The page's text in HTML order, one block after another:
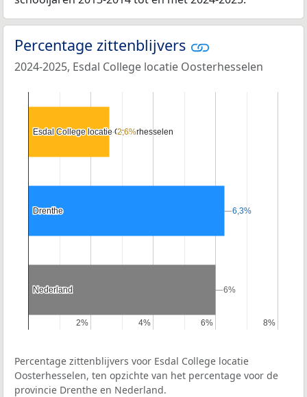
Percentage zittenblijvers
2024-2025, Esdal College locatie Oosterhesselen
2%
2% 4%
4% 6%
6% 8%
8%
Esdal College locatie Oosterhesselen
Esdal College locatie Oosterhesselen
Drenthe
Drenthe
Nederland
Nederland
2,6%
2,6%
6,3%
6,3%
6%
6%
Percentage zittenblijvers voor Esdal College locatie
Oosterhesselen, ten opzichte van het percentage voor de
provincie Drenthe en Nederland.